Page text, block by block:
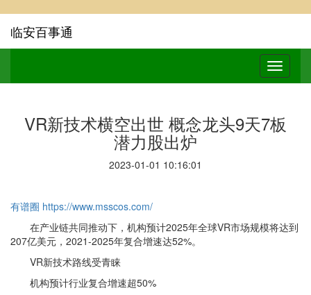
临安百事通
VR新技术横空出世 概念龙头9天7板
潜力股出炉
2023-01-01 10:16:01
有谱圈 https://www.msscos.com/
在产业链共同推动下，机构预计2025年全球VR市场规模将达到
207亿美元，2021-2025年复合增速达52%。
VR新技术路线受青睐
机构预计行业复合增速超50%